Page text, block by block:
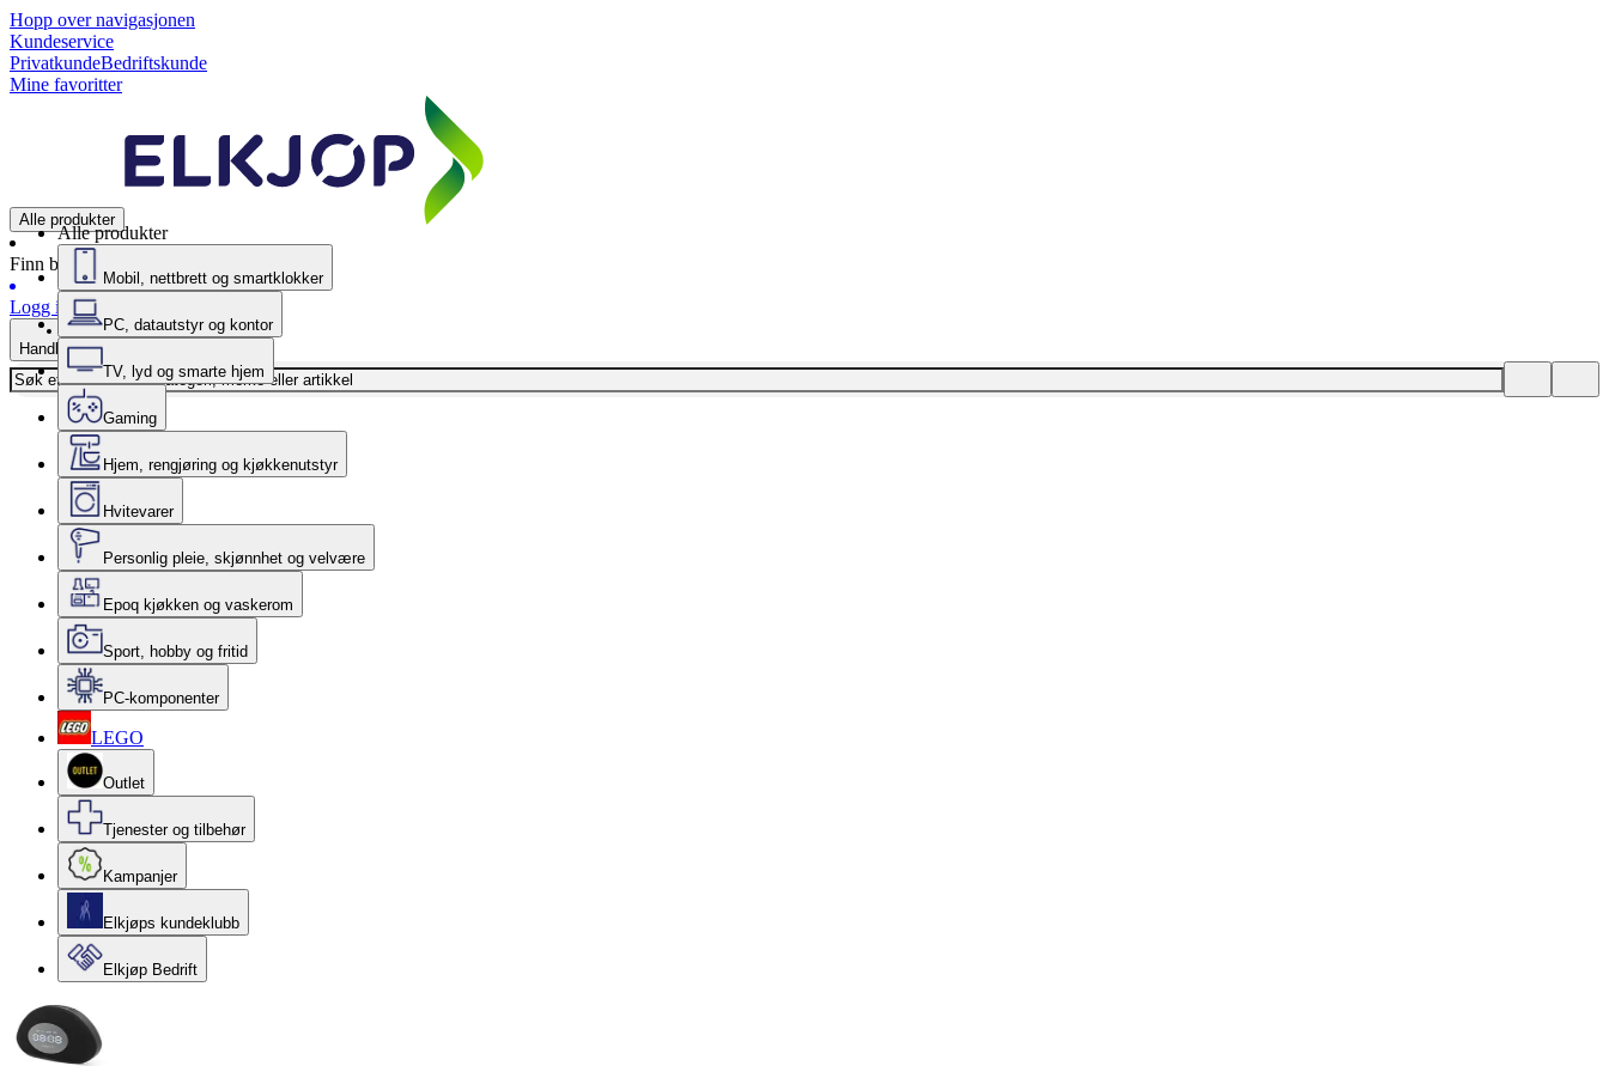
Hopp over navigasjonen
Kundeservice
PrivatkundeBedriftskunde
Mine favoritter
Alle produkter
Finn butikk
Logg inn
Handlekurv
Alle produkter
Mobil, nettbrett og smartklokker
PC, datautstyr og kontor
TV, lyd og smarte hjem
Gaming
Hjem, rengjøring og kjøkkenutstyr
Hvitevarer
Personlig pleie, skjønnhet og velvære
Epoq kjøkken og vaskerom
Sport, hobby og fritid
PC-komponenter
LEGO
Outlet
Tjenester og tilbehør
Kampanjer
Elkjøps kundeklubb
Elkjøp Bedrift